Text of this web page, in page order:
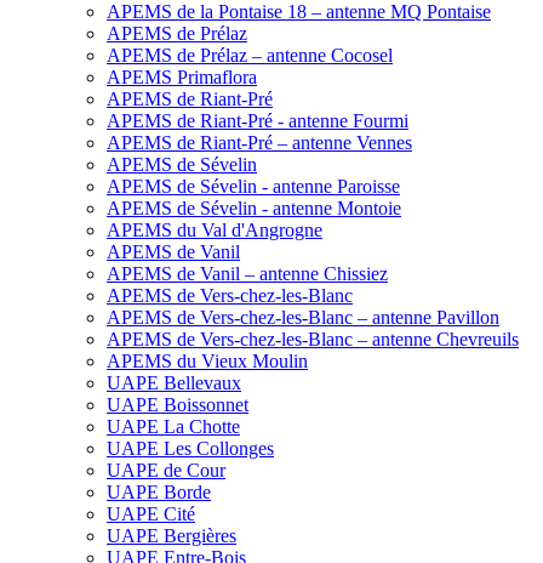
APEMS de la Pontaise 18 – antenne MQ Pontaise
APEMS de Prélaz
APEMS de Prélaz – antenne Cocosel
APEMS Primaflora
APEMS de Riant-Pré
APEMS de Riant-Pré - antenne Fourmi
APEMS de Riant-Pré – antenne Vennes
APEMS de Sévelin
APEMS de Sévelin - antenne Paroisse
APEMS de Sévelin - antenne Montoie
APEMS du Val d'Angrogne
APEMS de Vanil
APEMS de Vanil – antenne Chissiez
APEMS de Vers-chez-les-Blanc
APEMS de Vers-chez-les-Blanc – antenne Pavillon
APEMS de Vers-chez-les-Blanc – antenne Chevreuils
APEMS du Vieux Moulin
UAPE Bellevaux
UAPE Boissonnet
UAPE La Chotte
UAPE Les Collonges
UAPE de Cour
UAPE Borde
UAPE Cité
UAPE Bergières
UAPE Entre-Bois